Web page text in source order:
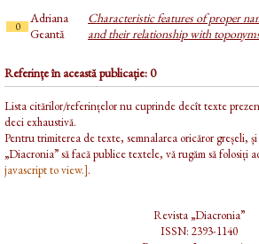
0
Adriana
Geantă
Characteristic features of proper
and their relationship with
Referințe în această publicație: 0
Lista citărilor/referințelor nu cuprinde decît texte
deci exhaustivă.
Pentru trimiterea de texte, semnalarea oricăror greșeli,
„Diacronia” să facă publice textele, vă rugăm să folosiți
javascript to view.].
Revista „Diacronia”
ISSN: 2393-1140